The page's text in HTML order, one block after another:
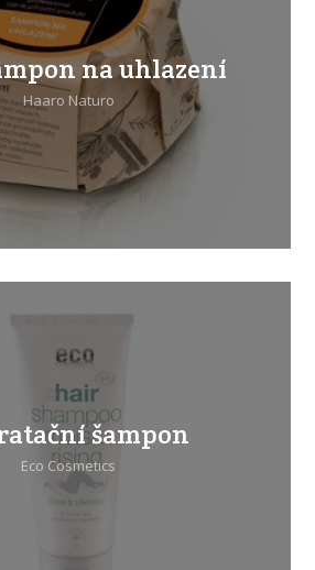
na uhlazení
Haaro Naturo
šampon
Eco Cosmetics